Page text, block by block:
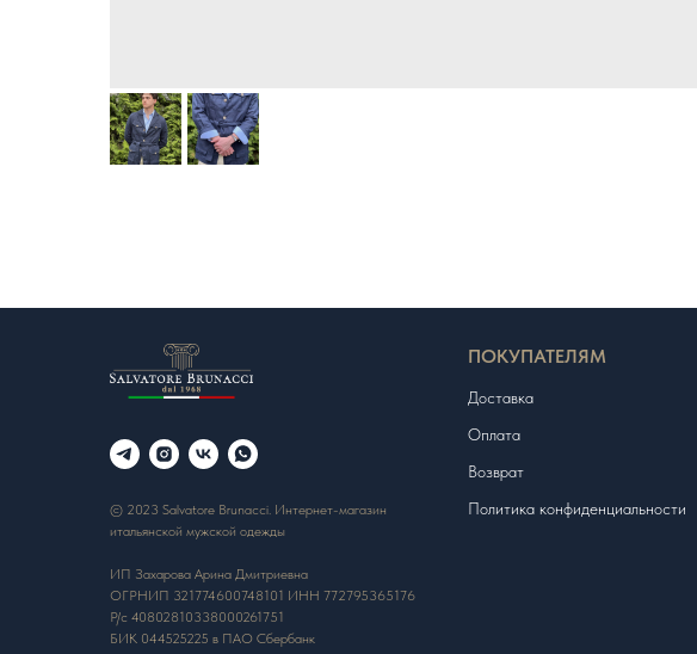
© 2023 Salvatore Brunacci. Интернет-магазин
итальянской мужской одежды
ИП Захарова Арина Дмитриевна
ОГРНИП 321774600748101 ИНН 772795365176
Р/с 40802810338000261751
БИК 044525225 в ПАО Сбербанк
ПОКУПАТЕЛЯМ
Доставка
Оплата
Возврат
Политика конфиденциальности